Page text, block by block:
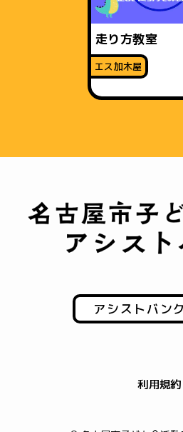
走り方教室
エス加木屋
アシストバン
利用規約